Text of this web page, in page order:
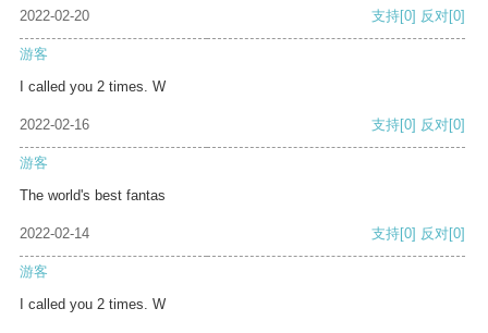
2022-02-20 支持[0] 反对[0]
游客
I called you 2 times. W
2022-02-16 支持[0] 反对[0]
游客
The world's best fantas
2022-02-14 支持[0] 反对[0]
游客
I called you 2 times. W